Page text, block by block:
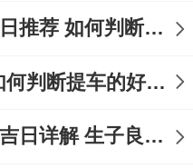
龙年12月出生宝宝的吉日推荐 如何判断吉日是否适合宝宝
2025年提车吉日解析 如何判断提车的好日子
农历甲辰龙年12月生子吉日详解 生子良辰的影响因素